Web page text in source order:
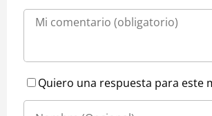
Quiero una respuesta para este